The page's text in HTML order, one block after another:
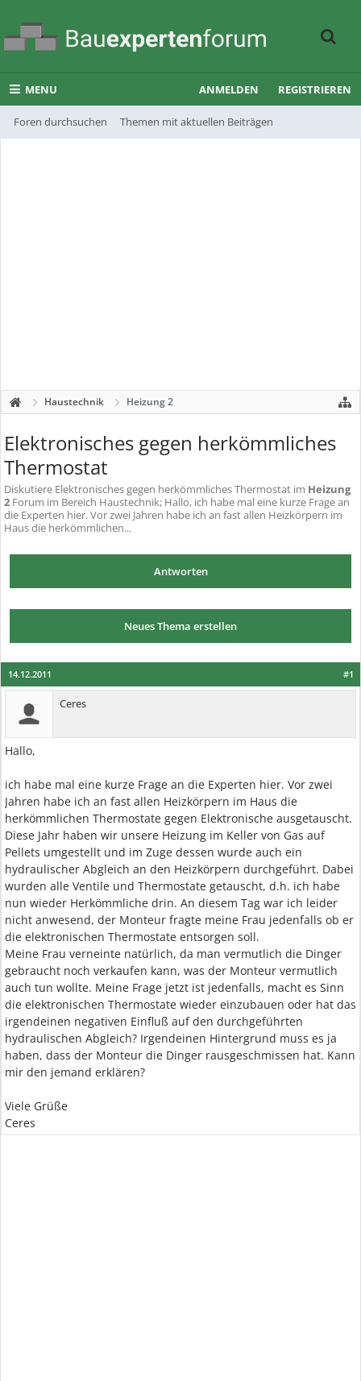
MENU
Foren durchsuchen Themen mit aktuellen Beiträgen
ANMELDEN REGISTRIEREN
Haustechnik Heizung 2
Elektronisches gegen herkömmliches
Thermostat
Diskutiere Elektronisches gegen herkömmliches Thermostat im Heizung
2 Forum im Bereich Haustechnik; Hallo, ich habe mal eine kurze Frage an
die Experten hier. Vor zwei Jahren habe ich an fast allen Heizkörpern im
Haus die herkömmlichen...
Antworten
Neues Thema erstellen
#1
14.12.2011
Ceres
Hallo,
ich habe mal eine kurze Frage an die Experten hier. Vor zwei
Jahren habe ich an fast allen Heizkörpern im Haus die
herkömmlichen Thermostate gegen Elektronische ausgetauscht.
Diese Jahr haben wir unsere Heizung im Keller von Gas auf
Pellets umgestellt und im Zuge dessen wurde auch ein
hydraulischer Abgleich an den Heizkörpern durchgeführt. Dabei
wurden alle Ventile und Thermostate getauscht, d.h. ich habe
nun wieder Herkömmliche drin. An diesem Tag war ich leider
nicht anwesend, der Monteur fragte meine Frau jedenfalls ob er
die elektronischen Thermostate entsorgen soll.
Meine Frau verneinte natürlich, da man vermutlich die Dinger
gebraucht noch verkaufen kann, was der Monteur vermutlich
auch tun wollte. Meine Frage jetzt ist jedenfalls, macht es Sinn
die elektronischen Thermostate wieder einzubauen oder hat das
irgendeinen negativen Einfluß auf den durchgeführten
hydraulischen Abgleich? Irgendeinen Hintergrund muss es ja
haben, dass der Monteur die Dinger rausgeschmissen hat. Kann
mir den jemand erklären?
Viele Grüße
Ceres